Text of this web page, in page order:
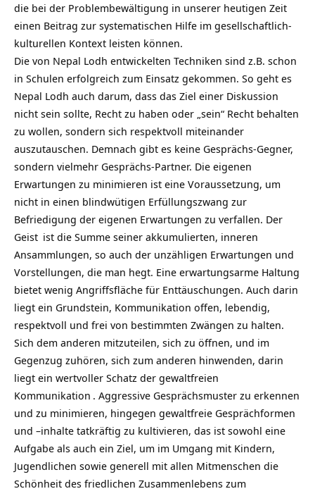
die bei der Problembewältigung in unserer heutigen Zeit
einen Beitrag zur systematischen Hilfe im gesellschaftlich-
kulturellen Kontext leisten können.
Die von Nepal Lodh entwickelten Techniken sind z.B. schon
in Schulen erfolgreich zum Einsatz gekommen. So geht es
Nepal Lodh auch darum, dass das Ziel einer Diskussion
nicht sein sollte, Recht zu haben oder „sein“ Recht behalten
zu wollen, sondern sich respektvoll miteinander
auszutauschen. Demnach gibt es keine Gesprächs-Gegner,
sondern vielmehr Gesprächs-Partner. Die eigenen
Erwartungen zu minimieren ist eine Voraussetzung, um
nicht in einen blindwütigen Erfüllungszwang zur
Befriedigung der eigenen Erwartungen zu verfallen. Der
Geist ist die Summe seiner akkumulierten, inneren
Ansammlungen, so auch der unzähligen Erwartungen und
Vorstellungen, die man hegt. Eine erwartungsarme Haltung
bietet wenig Angriffsfläche für Enttäuschungen. Auch darin
liegt ein Grundstein, Kommunikation offen, lebendig,
respektvoll und frei von bestimmten Zwängen zu halten.
Sich dem anderen mitzuteilen, sich zu öffnen, und im
Gegenzug zuhören, sich zum anderen hinwenden, darin
liegt ein wertvoller Schatz der gewaltfreien
Kommunikation . Aggressive Gesprächsmuster zu erkennen
und zu minimieren, hingegen gewaltfreie Gesprächformen
und –inhalte tatkräftig zu kultivieren, das ist sowohl eine
Aufgabe als auch ein Ziel, um im Umgang mit Kindern,
Jugendlichen sowie generell mit allen Mitmenschen die
Schönheit des friedlichen Zusammenlebens zum